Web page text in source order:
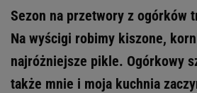
Sezon na przetwory z ogórków
Na wyścigi robimy kiszone,
najróżniejsze pikle. Ogórkowy
także mnie i moja kuchnia